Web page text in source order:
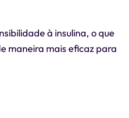
à insulina, o que
maneira mais eficaz para